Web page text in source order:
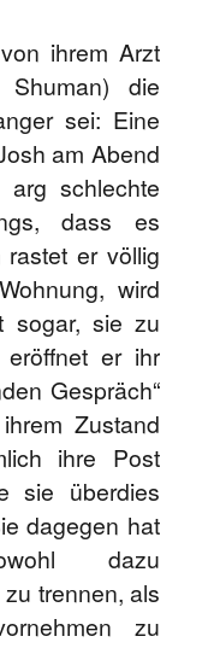
ihrem Arzt
die
sei: Eine
am Abend
arg schlechte
dass es
rastet er völlig
wird
sogar, sie zu
eröffnet er ihr
Gespräch“
Zustand
ihre Post
sie überdies
dagegen hat
dazu
trennen, als
zu